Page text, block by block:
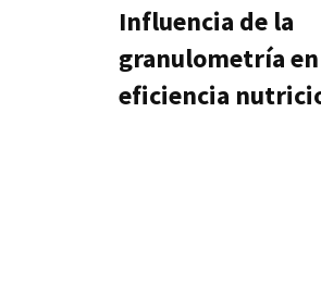
Influencia de la
granulometría
eficiencia